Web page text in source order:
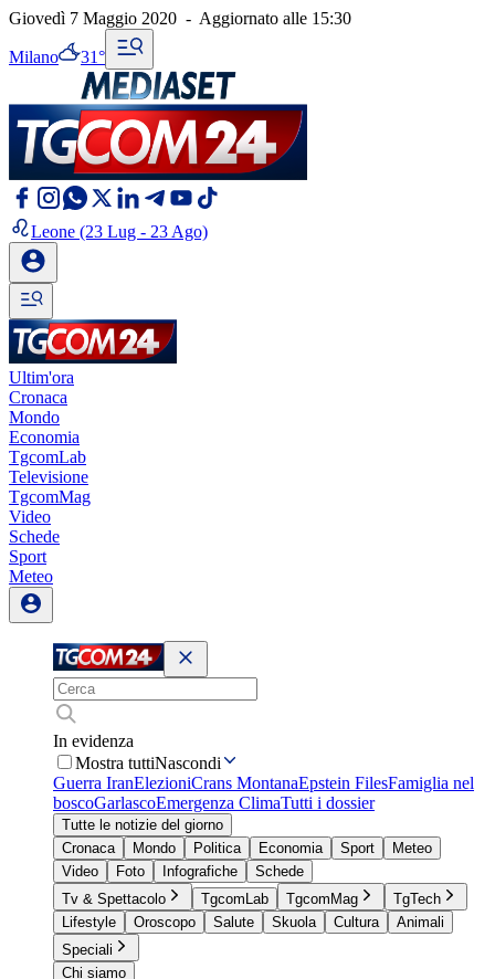
Giovedì 7 Maggio 2020 - Aggiornato alle 15:30
Milano 31°
Leone (23 Lug - 23 Ago)
Ultim'ora
Cronaca
Mondo
Economia
TgcomLab
Televisione
TgcomMag
Video
Schede
Sport
Meteo
In evidenza
Mostra tuttiNascondi
Guerra IranElezioniCrans MontanaEpstein FilesFamiglia nel
boscoGarlascoEmergenza ClimaTutti i dossier
Tutte le notizie del giorno
Cronaca
Mondo Politica Economia Sport
Meteo
Video
Foto Infografiche
Schede
Tv & Spettacolo
TgcomLab TgcomMag
TgTech
Lifestyle
Oroscopo Salute Skuola Cultura
Animali
Speciali
Chi siamo